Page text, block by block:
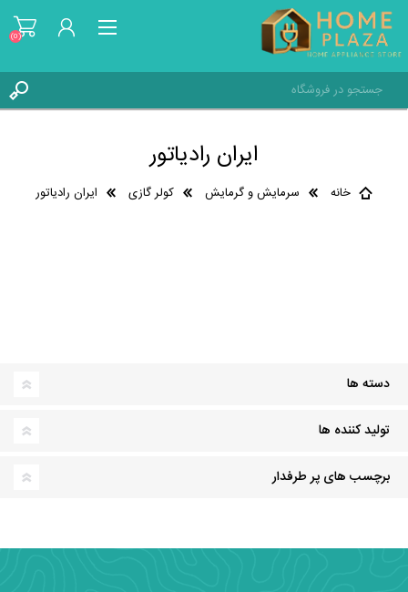
علاقه مندی ها
(0)
ایران رادیاتور
خانه سرمایش و گرمایش کولر گازی ایران رادیاتور
دسته ها
تولید کننده ها
برچسب های پر طرفدار